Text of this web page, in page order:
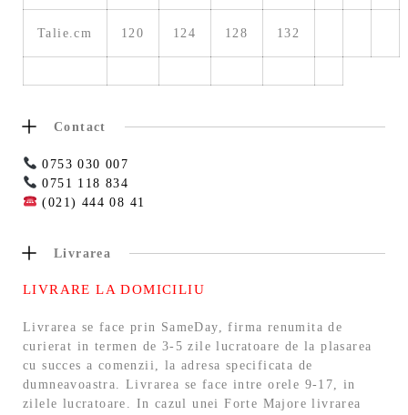
Talie.cm 120 124 128 132
Contact
0753 030 007
0751 118 834
(021) 444 08 41
Livrarea
LIVRARE LA DOMICILIU
Livrarea se face prin SameDay, firma renumita de
curierat in termen de 3-5 zile lucratoare de la plasarea
cu succes a comenzii, la adresa specificata de
dumneavoastra. Livrarea se face intre orele 9-17, in
zilele lucratoare. In cazul unei Forte Majore livrarea